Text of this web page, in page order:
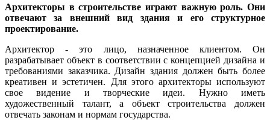
Архитекторы в строительстве играют важную роль. Они
отвечают за внешний вид здания и его структурное
проектирование.
Архитектор - это лицо, назначенное клиентом. Он
разрабатывает объект в соответствии с концепцией дизайна и
требованиями заказчика. Дизайн здания должен быть более
креативен и эстетичен. Для этого архитекторы используют
свое видение и творческие идеи. Нужно иметь
художественный талант, а объект строительства должен
отвечать законам и нормам государства.